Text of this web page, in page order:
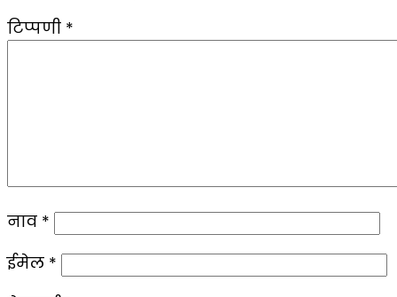
टिप्पणी *
नाव *
ईमेल *